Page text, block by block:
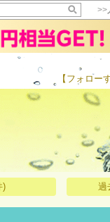
>>
【フォロー
) 過